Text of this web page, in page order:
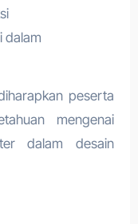
dalam
peserta
mengenai
dalam desain